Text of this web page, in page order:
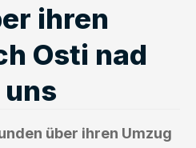
ihren
Osti nad
über ihren Umzug